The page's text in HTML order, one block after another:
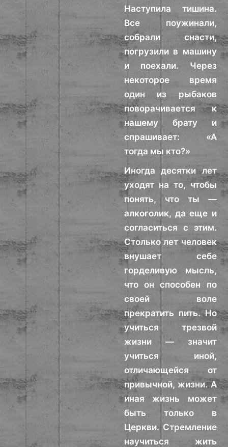
Наступила тишина.
Все поужинали,
собрали снасти,
погрузили в машину
и поехали. Через
некоторое время
один из рыбаков
поворачивается к
нашему брату и
спрашивает: «А
тогда мы кто?»
Иногда десятки лет
уходят на то, чтобы
понять, что ты —
алкоголик, да еще и
согласиться с этим.
Столько лет человек
внушает себе
горделивую мысль,
что он способен по
своей воле
прекратить пить. Но
учиться трезвой
жизни — значит
учиться иной,
отличающейся от
привычной, жизни. А
иная жизнь может
быть только в
Церкви. Стремление
научиться жить